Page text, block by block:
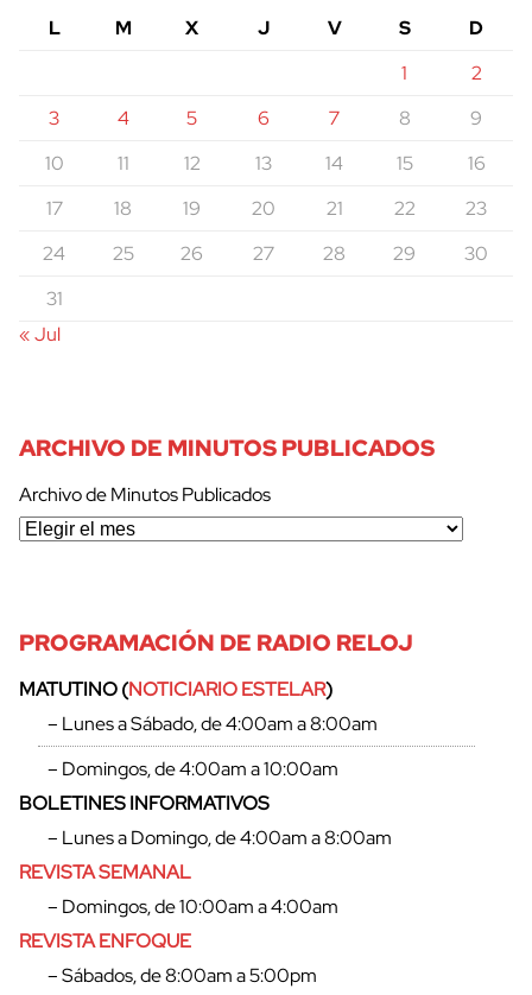
L M X J V S
D
1
2
3
4 5 6 7 8
9
10
11 12 13 14 15
16
17
18 19 20 21 22
23
24
25 26 27 28 29
30
31
« Jul
ARCHIVO DE MINUTOS PUBLICADOS
Archivo de Minutos Publicados
PROGRAMACIÓN DE RADIO RELOJ
MATUTINO (NOTICIARIO ESTELAR)
– Lunes a Sábado, de 4:00am a 8:00am
– Domingos, de 4:00am a 10:00am
BOLETINES INFORMATIVOS
– Lunes a Domingo, de 4:00am a 8:00am
REVISTA SEMANAL
– Domingos, de 10:00am a 4:00am
REVISTA ENFOQUE
– Sábados, de 8:00am a 5:00pm